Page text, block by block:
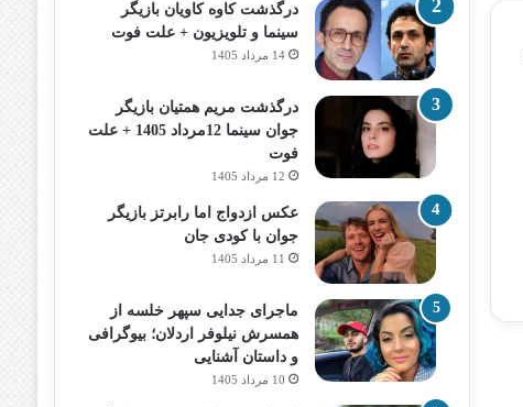
درگذشت کاوه کاویان بازیگر
سینما و تلویزیون + علت فوت
14 مرداد 1405
درگذشت مریم همتیان بازیگر
جوان سینما 12مرداد 1405 + علت
فوت
12 مرداد 1405
عکس ازدواج اما رابرتز بازیگر
جوان با کودی جان
11 مرداد 1405
ماجرای جدایی سپهر خلسه از
همسرش نیلوفر اردلان؛ بیوگرافی
و داستان آشنایی
10 مرداد 1405